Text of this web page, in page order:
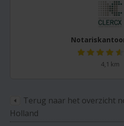
4,1 km
Terug naar het overzicht
Holland